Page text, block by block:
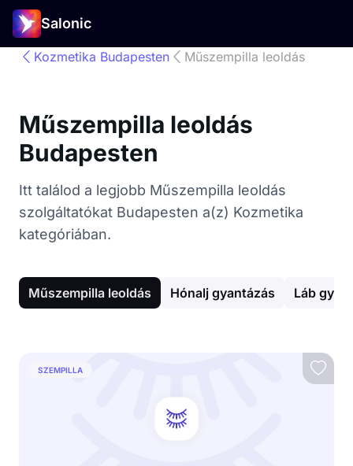
Salonic
Kozmetika Budapesten Műszempilla leoldás
Műszempilla leoldás
Budapesten
Itt találod a legjobb Műszempilla leoldás
szolgáltatókat Budapesten a(z) Kozmetika
kategóriában.
Műszempilla leoldás Hónalj gyantázás Láb
SZEMPILLA